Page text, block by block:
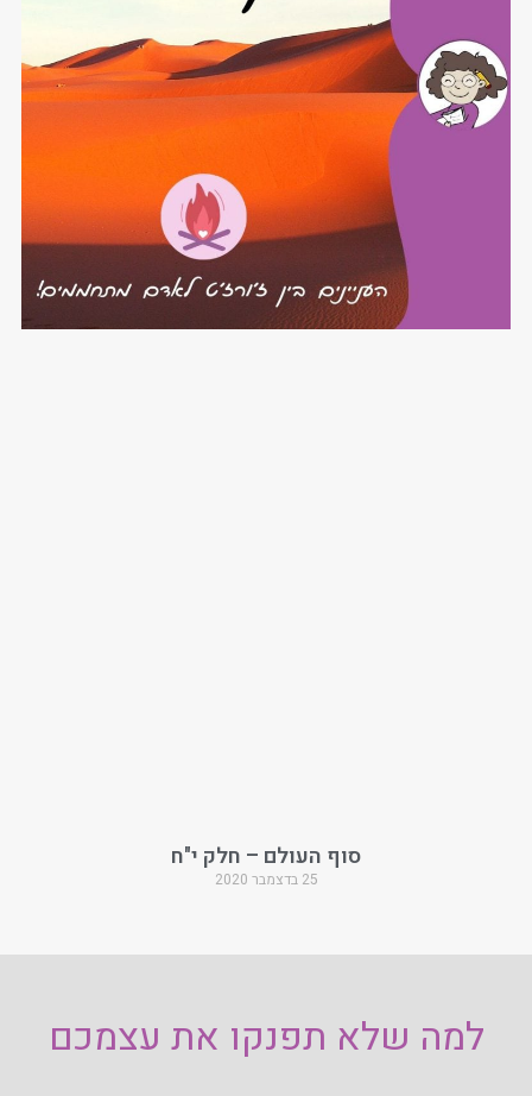
סוף העולם – חלק י"ח
25 בדצמבר 2020
למה שלא תפנקו את עצמכם